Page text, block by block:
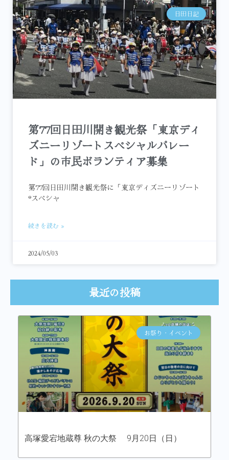
日田日記
第77回日田川開き観光祭「東京ディ
ズニーリゾートスペシャルパレー
ド」の市民ボランティア募集
第77回日田川開き観光祭に「東京ディズニーリゾート
®スペシャ
続きを読む »
2024/05/03
最近の投稿
お祭り・イベント
高塚愛宕地蔵尊 秋の大祭 9月20日（日）